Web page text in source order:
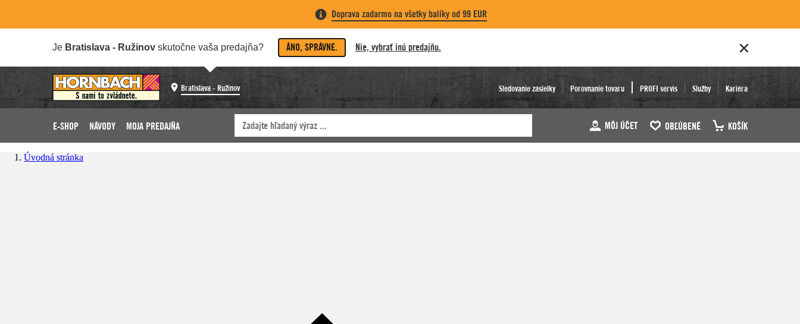
Doprava zadarmo na všetky balíky od 99 EUR
Je Bratislava - Ružinov skutočne vaša predajňa? ÁNO, SPRÁVNE. Nie, vybrať inú predajňu.
Bratislava - Ružinov Sledovanie zásielky Porovnanie tovaru PROFI servis Služby Kariéra
E-SHOP NÁVODY MOJA PREDAJŇA MÔJ ÚČET OBĽÚBENÉ KOŠÍK
Úvodná stránka